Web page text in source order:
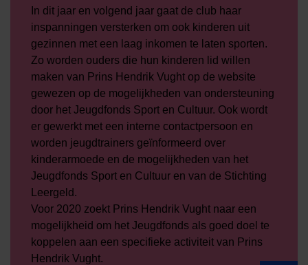
In dit jaar en volgend jaar gaat de club haar
inspanningen versterken om ook kinderen uit
gezinnen met een laag inkomen te laten sporten.
Zo worden ouders die hun kinderen lid willen
maken van Prins Hendrik Vught op de website
gewezen op de mogelijkheden van ondersteuning
door het Jeugdfonds Sport en Cultuur. Ook wordt
er gewerkt met een interne contactpersoon en
worden jeugdtrainers geïnformeerd over
kinderarmoede en de mogelijkheden van het
Jeugdfonds Sport en Cultuur en van de Stichting
Leergeld.
Voor 2020 zoekt Prins Hendrik Vught naar een
mogelijkheid om het Jeugdfonds als goed doel te
koppelen aan een specifieke activiteit van Prins
Hendrik Vught.